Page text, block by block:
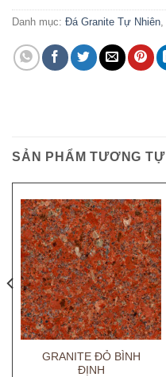
Danh mục: Đá Granite Tự Nhiên,
SẢN PHẨM TƯƠNG TỰ
GRANITE ĐỎ BÌNH
ĐỊNH